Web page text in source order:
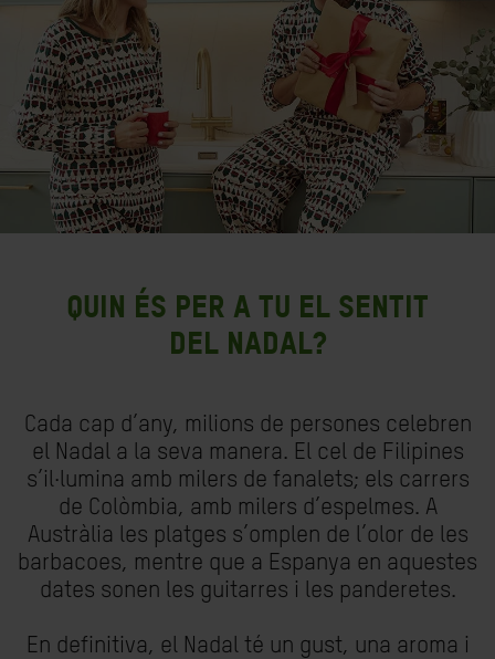
Quin és per a tu el sentit
del Nadal?
Cada cap d’any, milions de persones celebren
el Nadal a la seva manera. El cel de Filipines
s’il·lumina amb milers de fanalets; els carrers
de Colòmbia, amb milers d’espelmes. A
Austràlia les platges s’omplen de l’olor de les
barbacoes, mentre que a Espanya en aquestes
dates sonen les guitarres i les panderetes.
En definitiva, el Nadal té un gust, una aroma i